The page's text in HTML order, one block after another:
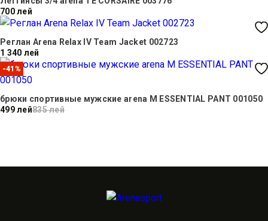
700 лей
Реглан Arena Relax IV Team Jacket 002723
1 340 лей
-41%
брюки спортивные мужские arena M ESSENTIAL PANT 001050
499 лей835 лей